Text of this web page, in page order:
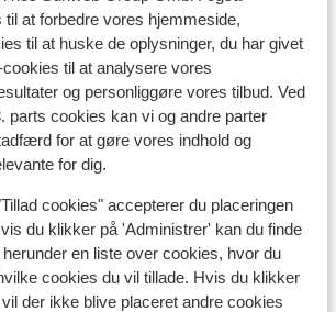
at forbedre vores hjemmeside,
til at huske de oplysninger, du har givet
til at analysere vores
og personliggøre vores tilbud. Ved
parts cookies kan vi og andre parter
for at gøre vores indhold og
for dig.
cookies" accepterer du placeringen
du klikker på 'Administrer' kan du finde
en liste over cookies, hvor du
cookies du vil tillade. Hvis du klikker
der ikke blive placeret andre cookies
Se på kort
ca. 100 meter
ca. 200 meter
ca. 200 meter
butikker ca. 100 meter